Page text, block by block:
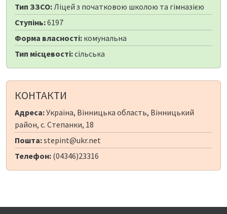
Тип ЗЗСО:Ліцей з початковою школою та гімназією
Ступінь:6197
Форма власності: комунальна
Тип місцевості:сільська
КОНТАКТИ
Адреса:Україна, Вінницька область, Вінницький
район, с. Степанки, 18
Пошта:stepint@ukr.net
Телефон: (04346)23316